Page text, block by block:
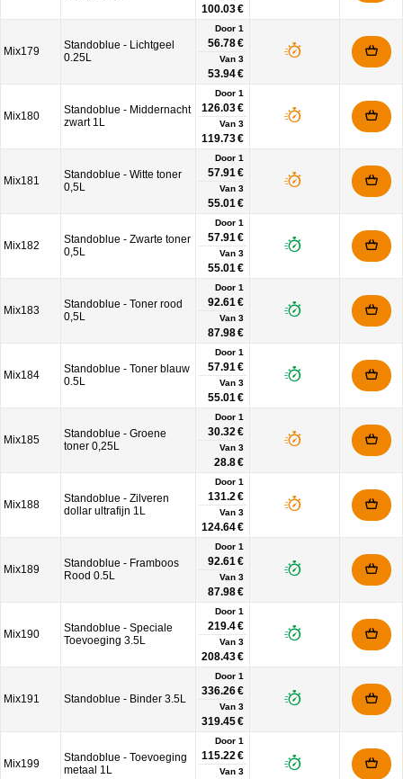
100.03 €
Mix179
Standoblue - Lichtgeel
0.25L
Door 1
56.78 €
Van 3
53.94 €
Mix180
Standoblue - Middernacht
zwart 1L
Door 1
126.03 €
Van 3
119.73 €
Mix181
Standoblue - Witte toner
0,5L
Door 1
57.91 €
Van 3
55.01 €
Mix182
Standoblue - Zwarte toner
0,5L
Door 1
57.91 €
Van 3
55.01 €
Mix183
Standoblue - Toner rood
0,5L
Door 1
92.61 €
Van 3
87.98 €
Mix184
Standoblue - Toner blauw
0.5L
Door 1
57.91 €
Van 3
55.01 €
Mix185
Standoblue - Groene
toner 0,25L
Door 1
30.32 €
Van 3
28.8 €
Mix188
Standoblue - Zilveren
dollar ultrafijn 1L
Door 1
131.2 €
Van 3
124.64 €
Mix189
Standoblue - Framboos
Rood 0.5L
Door 1
92.61 €
Van 3
87.98 €
Mix190
Standoblue - Speciale
Toevoeging 3.5L
Door 1
219.4 €
Van 3
208.43 €
Mix191 Standoblue - Binder 3.5L
Door 1
336.26 €
Van 3
319.45 €
Mix199
Standoblue - Toevoeging
metaal 1L
Door 1
115.22 €
Van 3